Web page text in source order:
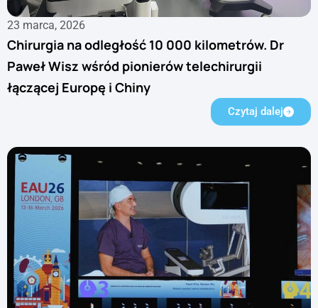
23 marca, 2026
Chirurgia na odległość 10 000 kilometrów. Dr
Paweł Wisz wśród pionierów telechirurgii
łączącej Europę i Chiny
Czytaj dalej